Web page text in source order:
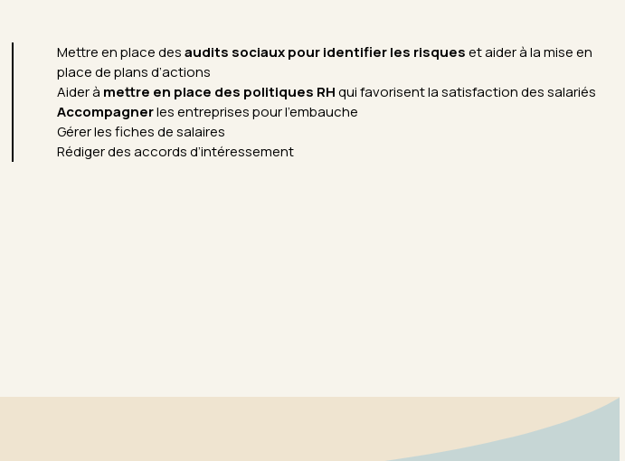
Mettre en place desaudits sociaux pour identifier les risqueset aider à la mise en
place de plans d’actions
Aider à mettre en place des politiques RHqui favorisent la satisfaction des salariés
Accompagnerles entreprises pour l’embauche
Gérer les fiches de salaires
Rédiger des accords d’intéressement